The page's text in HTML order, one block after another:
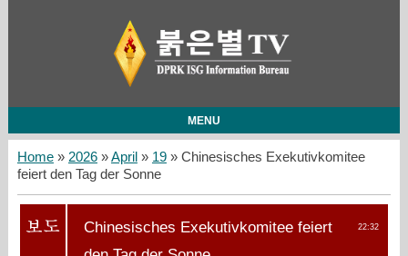
MENU
Home» 2026 »April » 19» Chinesisches Exekutivkomitee
feiert den Tag der Sonne
22:32
Chinesisches Exekutivkomitee feiert